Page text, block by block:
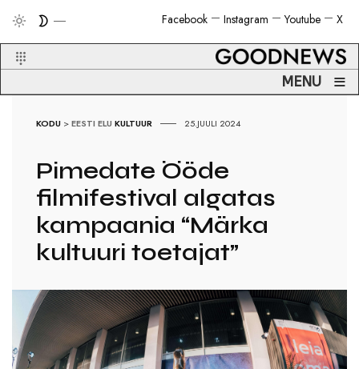
X
Youtube
Instagram
Facebook
MENU ≡
KODU >EESTI ELU KULTUUR 25.JUULI 2024
Pimedate Ööde
filmifestival algatas
kampaania “Märka
kultuuri toetajat”